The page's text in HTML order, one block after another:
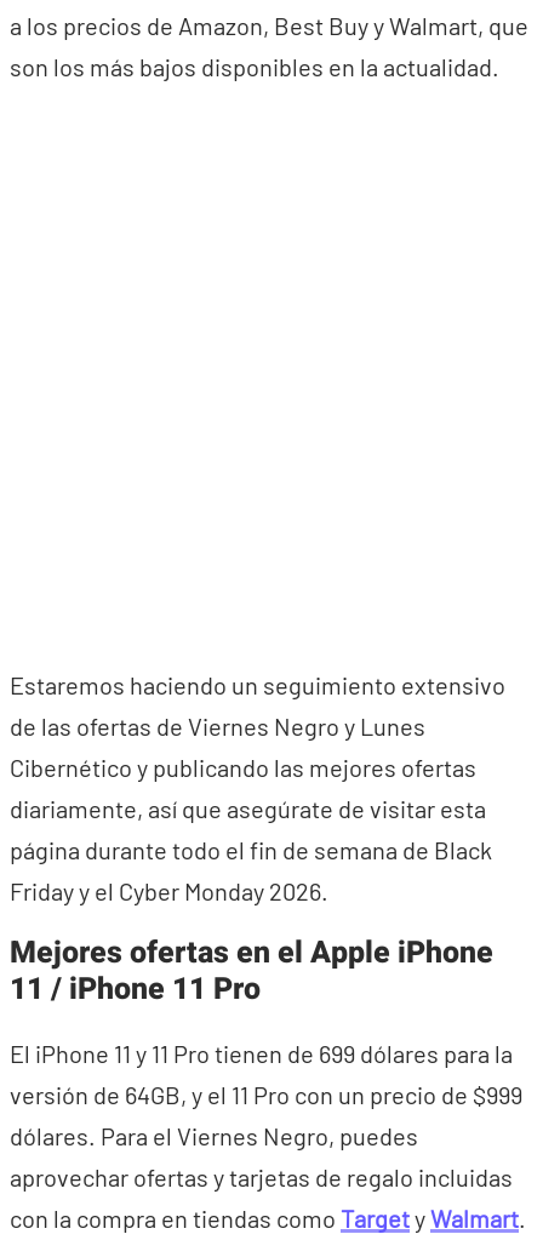
a los precios de Amazon, Best Buy y Walmart, que
son los más bajos disponibles en la actualidad.
Estaremos haciendo un seguimiento extensivo
de las ofertas de Viernes Negro y Lunes
Cibernético y publicando las mejores ofertas
diariamente, así que asegúrate de visitar esta
página durante todo el fin de semana de Black
Friday y el Cyber Monday 2026.
Mejores ofertas en el Apple iPhone
11 / iPhone 11 Pro
El iPhone 11 y 11 Pro tienen de 699 dólares para la
versión de 64GB, y el 11 Pro con un precio de $999
dólares. Para el Viernes Negro, puedes
aprovechar ofertas y tarjetas de regalo incluidas
con la compra en tiendas como TargetyWalmart.